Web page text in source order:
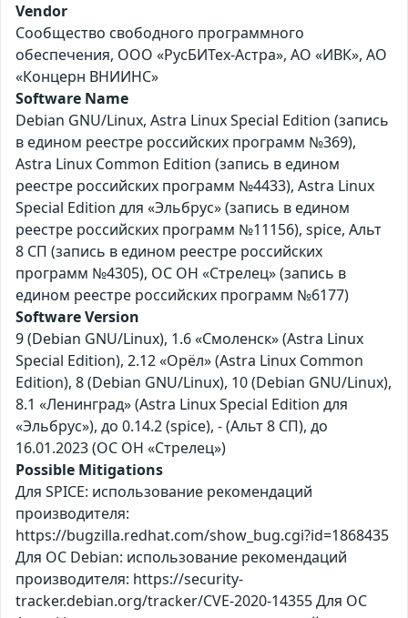
Vendor
Сообщество свободного программного
обеспечения, ООО «РусБИТех-Астра», АО «ИВК», АО
«Концерн ВНИИНС»
Software Name
Debian GNU/Linux, Astra Linux Special Edition (запись
в едином реестре российских программ №369),
Astra Linux Common Edition (запись в едином
реестре российских программ №4433), Astra Linux
Special Edition для «Эльбрус» (запись в едином
реестре российских программ №11156), spice, Альт
8 СП (запись в едином реестре российских
программ №4305), ОС ОН «Стрелец» (запись в
едином реестре российских программ №6177)
Software Version
9 (Debian GNU/Linux), 1.6 «Смоленск» (Astra Linux
Special Edition), 2.12 «Орёл» (Astra Linux Common
Edition), 8 (Debian GNU/Linux), 10 (Debian GNU/Linux),
8.1 «Ленинград» (Astra Linux Special Edition для
«Эльбрус»), до 0.14.2 (spice), - (Альт 8 СП), до
16.01.2023 (ОС ОН «Стрелец»)
Possible Mitigations
Для SPICE: использование рекомендаций
производителя:
https://bugzilla.redhat.com/show_bug.cgi?id=1868435
Для ОС Debian: использование рекомендаций
производителя: https://security-
tracker.debian.org/tracker/CVE-2020-14355 Для ОС